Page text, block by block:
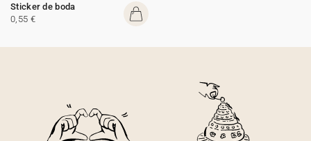
Sticker de boda
0,55 €